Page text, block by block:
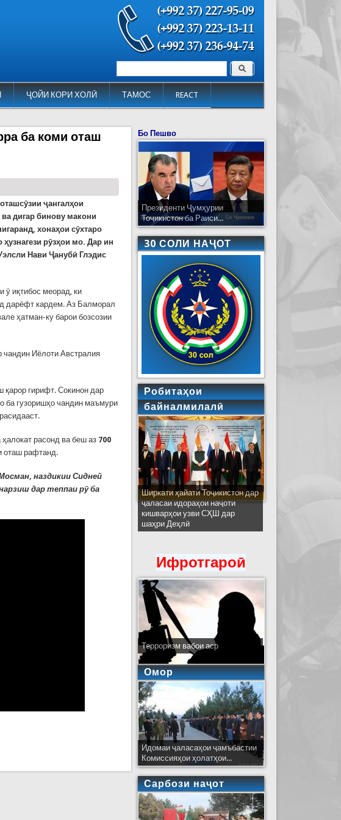
ҶОЙИ КОРИ ХОЛӢ ТАМОС REACT
Форма поиска Поиск
ба коми оташ
ҷангалҳои
дигар бинову макони
хонаҳои сӯхтаро
рӯзҳои мо. Дар ин
Нави Ҷанубӣ Глэдис
ӯ иқтибос меорад, ки
дарёфт кардем. Аз Балморал
ҳатман-ку барои бозсозии
Иёлоти Австралия
қарор гирифт. Сокинон дар
ба гузоришҳо чандин маъмури
ҳалокат расонд ва беш аз 700
оташ рафтанд.
наздикии Сидней
дар теппаи рӯ ба
Бо Пешво
Президенти Ҷумҳурии
Тоҷикистон ба Раиси...
30 СОЛИ НАҶОТ
Робитаҳои
байналмилалӣ
Ширкати ҳайати Тоҷикистон дар
ҷаласаи идораҳои наҷоти
кишварҳои узви СҲШ дар
шаҳри Деҳлӣ
Ифротгароӣ
Терроризм вабои аср
Омор
Идомаи ҷаласаҳои ҷамъбастии
Комиссияҳои ҳолатҳои...
Сарбози наҷот